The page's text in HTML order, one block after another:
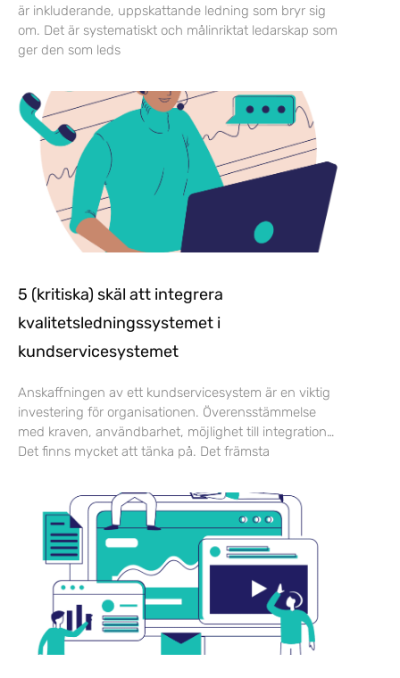
är inkluderande, uppskattande ledning som bryr sig
om. Det är systematiskt och målinriktat ledarskap som
ger den som leds
5 (kritiska) skäl att integrera
kvalitetsledningssystemet i
kundservicesystemet
Anskaffningen av ett kundservicesystem är en viktig
investering för organisationen. Överensstämmelse
med kraven, användbarhet, möjlighet till integration…
Det finns mycket att tänka på. Det främsta